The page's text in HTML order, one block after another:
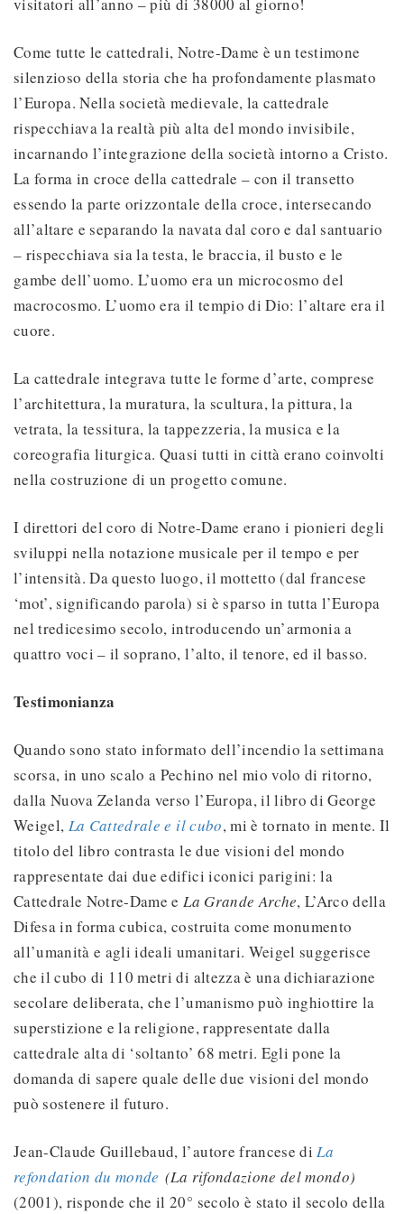
Come tutte le cattedrali, Notre-Dame è un testimone
silenzioso della storia che ha profondamente plasmato
l’Europa. Nella società medievale, la cattedrale
rispecchiava la realtà più alta del mondo invisibile,
incarnando l’integrazione della società intorno a Cristo.
La forma in croce della cattedrale – con il transetto
essendo la parte orizzontale della croce, intersecando
all’altare e separando la navata dal coro e dal santuario
– rispecchiava sia la testa, le braccia, il busto e le
gambe dell’uomo. L’uomo era un microcosmo del
macrocosmo. L’uomo era il tempio di Dio: l’altare era il
cuore.
La cattedrale integrava tutte le forme d’arte, comprese
l’architettura, la muratura, la scultura, la pittura, la
vetrata, la tessitura, la tappezzeria, la musica e la
coreografia liturgica. Quasi tutti in città erano coinvolti
nella costruzione di un progetto comune.
I direttori del coro di Notre-Dame erano i pionieri degli
sviluppi nella notazione musicale per il tempo e per
l’intensità. Da questo luogo, il mottetto (dal francese
‘mot’, significando parola) si è sparso in tutta l’Europa
nel tredicesimo secolo, introducendo un’armonia a
quattro voci – il soprano, l’alto, il tenore, ed il basso.
Testimonianza
Quando sono stato informato dell’incendio la settimana
scorsa, in uno scalo a Pechino nel mio volo di ritorno,
dalla Nuova Zelanda verso l’Europa, il libro di George
Weigel, La Cattedrale e il cubo, mi è tornato in mente. Il
titolo del libro contrasta le due visioni del mondo
rappresentate dai due edifici iconici parigini: la
Cattedrale Notre-Dame eLa Grande Arche, L’Arco della
Difesa in forma cubica, costruita come monumento
all’umanità e agli ideali umanitari. Weigel suggerisce
che il cubo di 110 metri di altezza è una dichiarazione
secolare deliberata, che l’umanismo può inghiottire la
superstizione e la religione, rappresentate dalla
cattedrale alta di ‘soltanto’ 68 metri. Egli pone la
domanda di sapere quale delle due visioni del mondo
può sostenere il futuro.
Jean-Claude Guillebaud, l’autore francese diLa
refondation du monde (La rifondazione del mondo)
(2001), risponde che il 20° secolo è stato il secolo della